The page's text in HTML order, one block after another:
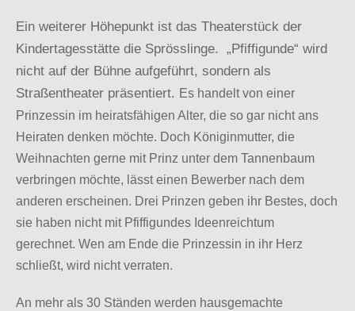
Ein weiterer Höhepunkt ist das Theaterstück der
Kindertagesstätte die Sprösslinge. „Pfiffigunde“ wird
nicht auf der Bühne aufgeführt, sondern als
Straßentheater präsentiert. Es handelt von einer
Prinzessin im heiratsfähigen Alter, die so gar nicht ans
Heiraten denken möchte. Doch Königinmutter, die
Weihnachten gerne mit Prinz unter dem Tannenbaum
verbringen möchte, lässt einen Bewerber nach dem
anderen erscheinen. Drei Prinzen geben ihr Bestes, doch
sie haben nicht mit Pfiffigundes Ideenreichtum
gerechnet. Wen am Ende die Prinzessin in ihr Herz
schließt, wird nicht verraten.
An mehr als 30 Ständen werden hausgemachte